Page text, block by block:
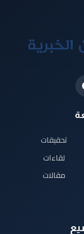
تحقيقات
لقاءات
مقالات